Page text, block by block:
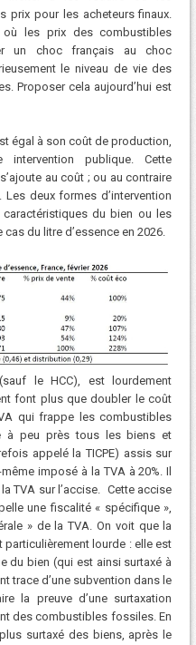
prix pour les acheteurs finaux.
où les prix des combustibles
un choc français au choc
le niveau de vie des
Proposer cela aujourd’hui est
égal à son coût de production,
intervention publique. Cette
au coût ; ou au contraire
deux formes d’intervention
du bien ou les
du litre d’essence en 2026.
le HCC), est lourdement
font plus que doubler le coût
qui frappe les combustibles
à peu près tous les biens et
appelé la TICPE) assis sur
imposé à la TVA à 20%. Il
TVA sur l’accise. Cette accise
une fiscalité « spécifique »,
» de la TVA. On voit que la
lourde : elle est
du bien (qui est ainsi surtaxé à
trace d’une subvention dans le
la preuve d’une surtaxation
des combustibles fossiles. En
surtaxé des biens, après le